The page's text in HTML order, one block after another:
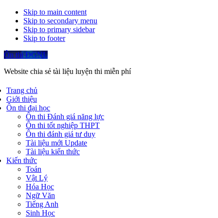
Skip to main content
Skip to secondary menu
Skip to primary sidebar
Skip to footer
Ôn thi ĐGNL
Website chia sẻ tài liệu luyện thi miễn phí
Trang chủ
Giới thiệu
Ôn thi đại học
Ôn thi Đánh giá năng lực
Ôn thi tốt nghiệp THPT
Ôn thi đánh giá tư duy
Tài liệu mới Update
Tài liệu kiến thức
Kiến thức
Toán
Vật Lý
Hóa Học
Ngữ Văn
Tiếng Anh
Sinh Học